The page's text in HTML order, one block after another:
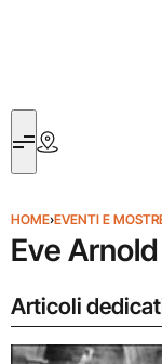
HOME›EVENTI E
Eve Arnold
Articoli